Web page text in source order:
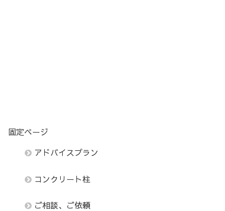
固定ページ
アドバイスプラン
コンクリート柱
ご相談、ご依頼